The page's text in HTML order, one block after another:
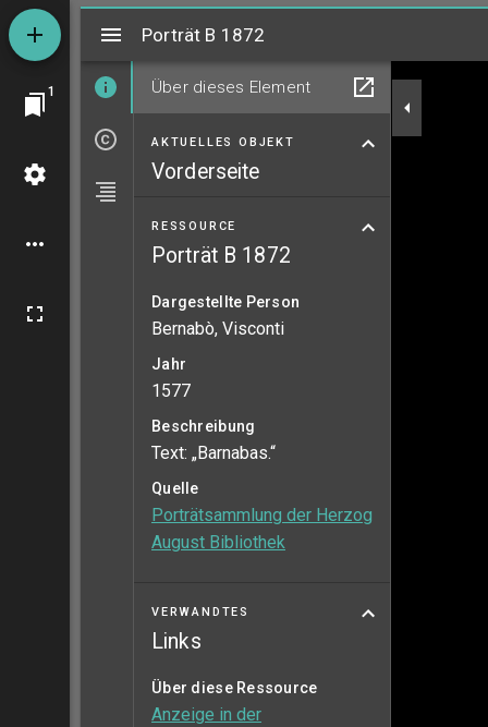
1
MiradorPorträt B 1872
Über dieses Element
AKTUELLES OBJEKT
Vorderseite
RESSOURCE
Porträt B 1872
Dargestellte Person
Bernabò, Visconti
Jahr
1577
Beschreibung
Text: „Barnabas.“
Quelle
Porträtsammlung der Herzog
August Bibliothek
VERWANDTES
Links
Über diese Ressource
Anzeige in der
Porträt B 1872